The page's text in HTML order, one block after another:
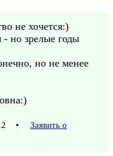
не хочется:)
но зрелые годы
но не менее
•
Заявить о